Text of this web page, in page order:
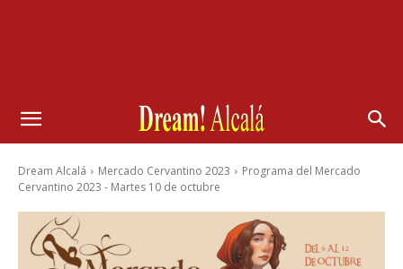
Dream Alcalá Mercado Cervantino 2023
Programa del Mercado
Cervantino 2023 - Martes 10 de octubre